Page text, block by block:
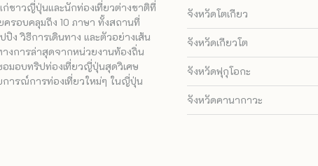
ก่ชาวญี่ปุ่นและนักท่องเที่ยวต่างชาติที่
รอบคลุมถึง 10 ภาษา ทั้งสถานที่
ง วิธีการเดินทาง และตัวอย่างเส้น
างการล่าสุดจากหน่วยงานท้องถิ่น
มอบทริปท่องเที่ยวญี่ปุ่นสุดวิเศษ
ารณ์การท่องเที่ยวใหม่ๆ ในญี่ปุ่น
จังหวัดโตเกียว
จังหวัดเกียวโต
จังหวัดฟุกุโอกะ
จังหวัดคานากาวะ